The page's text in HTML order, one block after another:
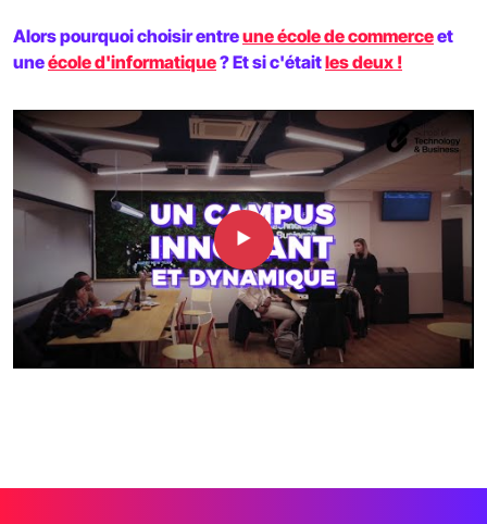
Alors pourquoi choisir entreune école de commerceet
uneécole d'informatique? Et si c'étaitles deux !